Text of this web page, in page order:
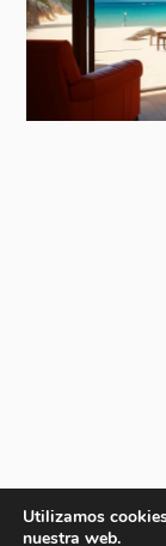
Utilizamos
nuestra web.